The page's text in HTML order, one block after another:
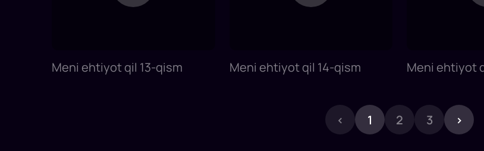
Meni ehtiyot qil 13-qism Meni ehtiyot qil 14-qism Meni ehtiyot
‹ 1 2 3 ›